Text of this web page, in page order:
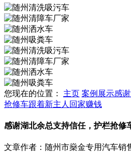
您现在的位置： 主页 案例展示感
抢修车跟着新主人回家赚钱
感谢湖北余总支持信任，护栏抢修
文章作者：随州市燊金专用汽车销